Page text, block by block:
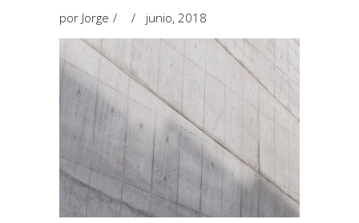
por Jorge junio, 2018